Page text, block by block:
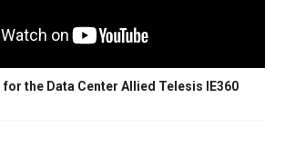
the Data Center Allied Telesis IE360